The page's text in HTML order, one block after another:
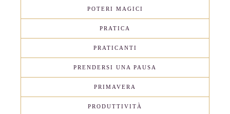
POTERI MAGICI
PRATICA
PRATICANTI
PRENDERSI UNA PAUSA
PRIMAVERA
PRODUTTIVITÀ